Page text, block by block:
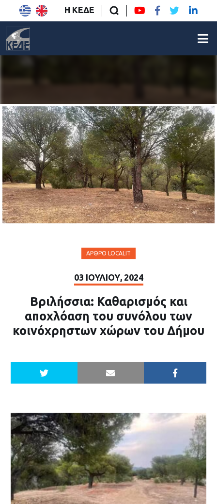
Η ΚΕΔΕ
ΆΡΘΡΟ LOCALIT
03 ΙΟΥΛΊΟΥ, 2024
Βριλήσσια: Καθαρισμός και
αποχλόαση του συνόλου των
κοινόχρηστων χώρων του Δήμου